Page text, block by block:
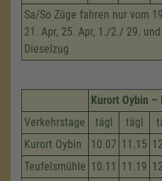
Sa/So Züge fahren nur vom
21. Apr, 25. Apr, 1./2./ 29.
Dieselzug
Kurort Oybin –
Verkehrstage
tägl tägl
Kurort Oybin
10.07 11.15
Teufelsmühle 10.11 11.19